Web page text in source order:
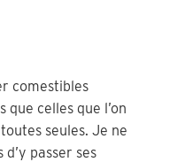
comestibles
celles que l’on
seules. Je ne
passer ses